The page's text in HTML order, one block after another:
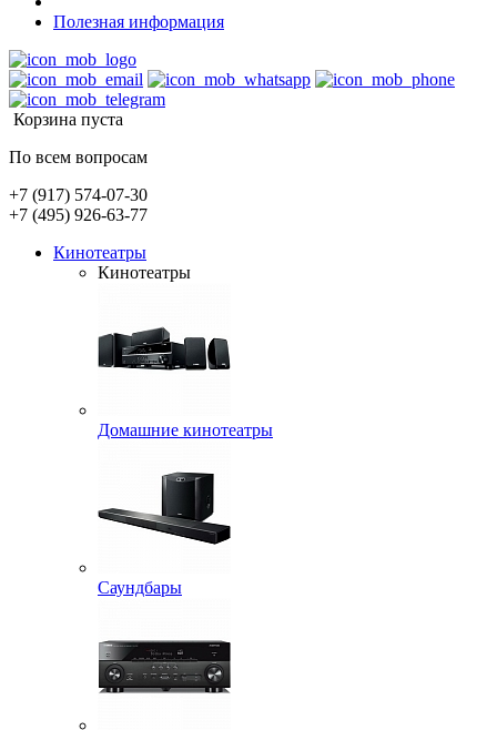
Полезная информация
Корзина пуста
По всем вопросам
+7 (917) 574-07-30
+7 (495) 926-63-77
Кинотеатры
Кинотеатры
Домашние кинотеатры
Саундбары